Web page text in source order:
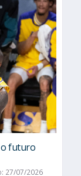
o futuro
27/07/2026